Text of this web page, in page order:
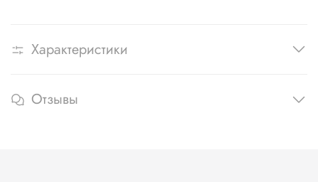
Характеристики
Отзывы